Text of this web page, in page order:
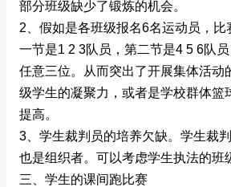
部分班级缺少了锻炼的机会。
2、假如是各班级报名6名运动员，比
一节是1 2 3队员，第二节是4 5 6队
任意三位。从而突出了开展集体活动
级学生的凝聚力，或者是学校群体篮
提高。
3、学生裁判员的培养欠缺。学生裁
也是组织者。可以考虑学生执法的班
三、学生的课间跑比赛